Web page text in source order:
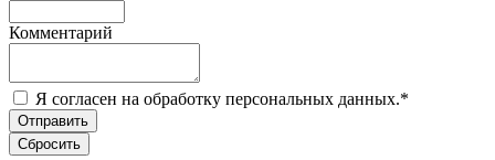
Комментарий
Я согласен на обработку персональных данных.*